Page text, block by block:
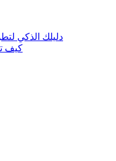
دليلك الذكي
كيف